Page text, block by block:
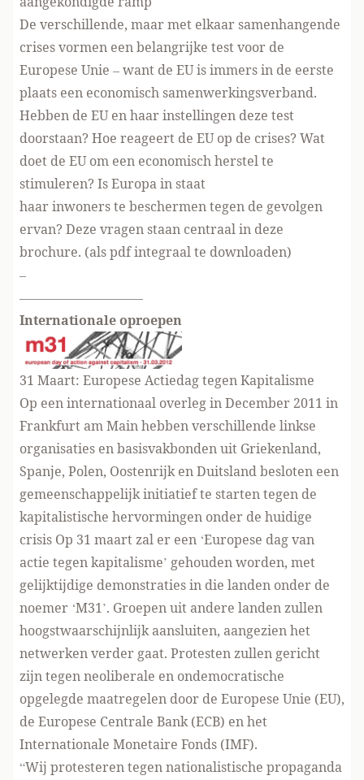
De verschillende, maar met elkaar samenhangende
crises vormen een belangrijke test voor de
Europese Unie – want de EU is immers in de eerste
plaats een economisch samenwerkingsverband.
Hebben de EU en haar instellingen deze test
doorstaan? Hoe reageert de EU op de crises? Wat
doet de EU om een economisch herstel te
stimuleren? Is Europa in staat
haar inwoners te beschermen tegen de gevolgen
ervan? Deze vragen staan centraal in deze
brochure. (alspdf integraal te downloaden)
–
—————————–
Internationale oproepen
31 Maart: Europese Actiedag tegen Kapitalisme
Op een internationaal overleg in December 2011 in
Frankfurt am Main hebben verschillende linkse
organisaties en basisvakbonden uit Griekenland,
Spanje, Polen, Oostenrijk en Duitsland besloten een
gemeenschappelijk initiatief te starten tegen de
kapitalistische hervormingen onder de huidige
crisis Op 31 maart zal er een ‘Europese dag van
actie tegen kapitalisme’ gehouden worden, met
gelijktijdige demonstraties in die landen onder de
noemer ‘M31’. Groepen uit andere landen zullen
hoogstwaarschijnlijk aansluiten, aangezien het
netwerken verder gaat. Protesten zullen gericht
zijn tegen neoliberale en ondemocratische
opgelegde maatregelen door de Europese Unie (EU),
de Europese Centrale Bank (ECB) en het
Internationale Monetaire Fonds (IMF).
“Wij protesteren tegen nationalistische propaganda